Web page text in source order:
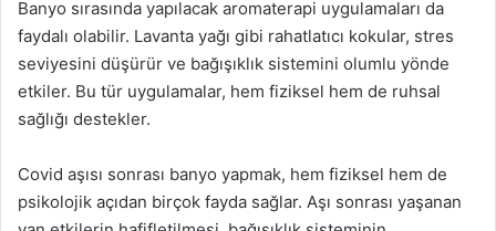
Banyo sırasında yapılacak aromaterapi uygulamaları da
faydalı olabilir. Lavanta yağı gibi rahatlatıcı kokular, stres
seviyesini düşürür ve bağışıklık sistemini olumlu yönde
etkiler. Bu tür uygulamalar, hem fiziksel hem de ruhsal
sağlığı destekler.
Covid aşısı sonrası banyo yapmak, hem fiziksel hem de
psikolojik açıdan birçok fayda sağlar. Aşı sonrası yaşanan